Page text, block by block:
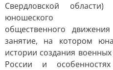
Свердловской области)
юношеского
общественного
занятие, на котором
истории создания
России и